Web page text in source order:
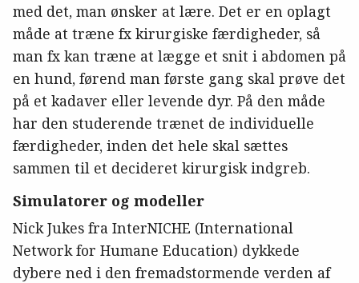
med det, man ønsker at lære. Det er en oplagt
måde at træne fx kirurgiske færdigheder, så
man fx kan træne at lægge et snit i abdomen på
en hund, førend man første gang skal prøve det
på et kadaver eller levende dyr. På den måde
har den studerende trænet de individuelle
færdigheder, inden det hele skal sættes
sammen til et decideret kirurgisk indgreb.
Simulatorer og modeller
Nick Jukes fra InterNICHE (International
Network for Humane Education) dykkede
dybere ned i den fremadstormende verden af